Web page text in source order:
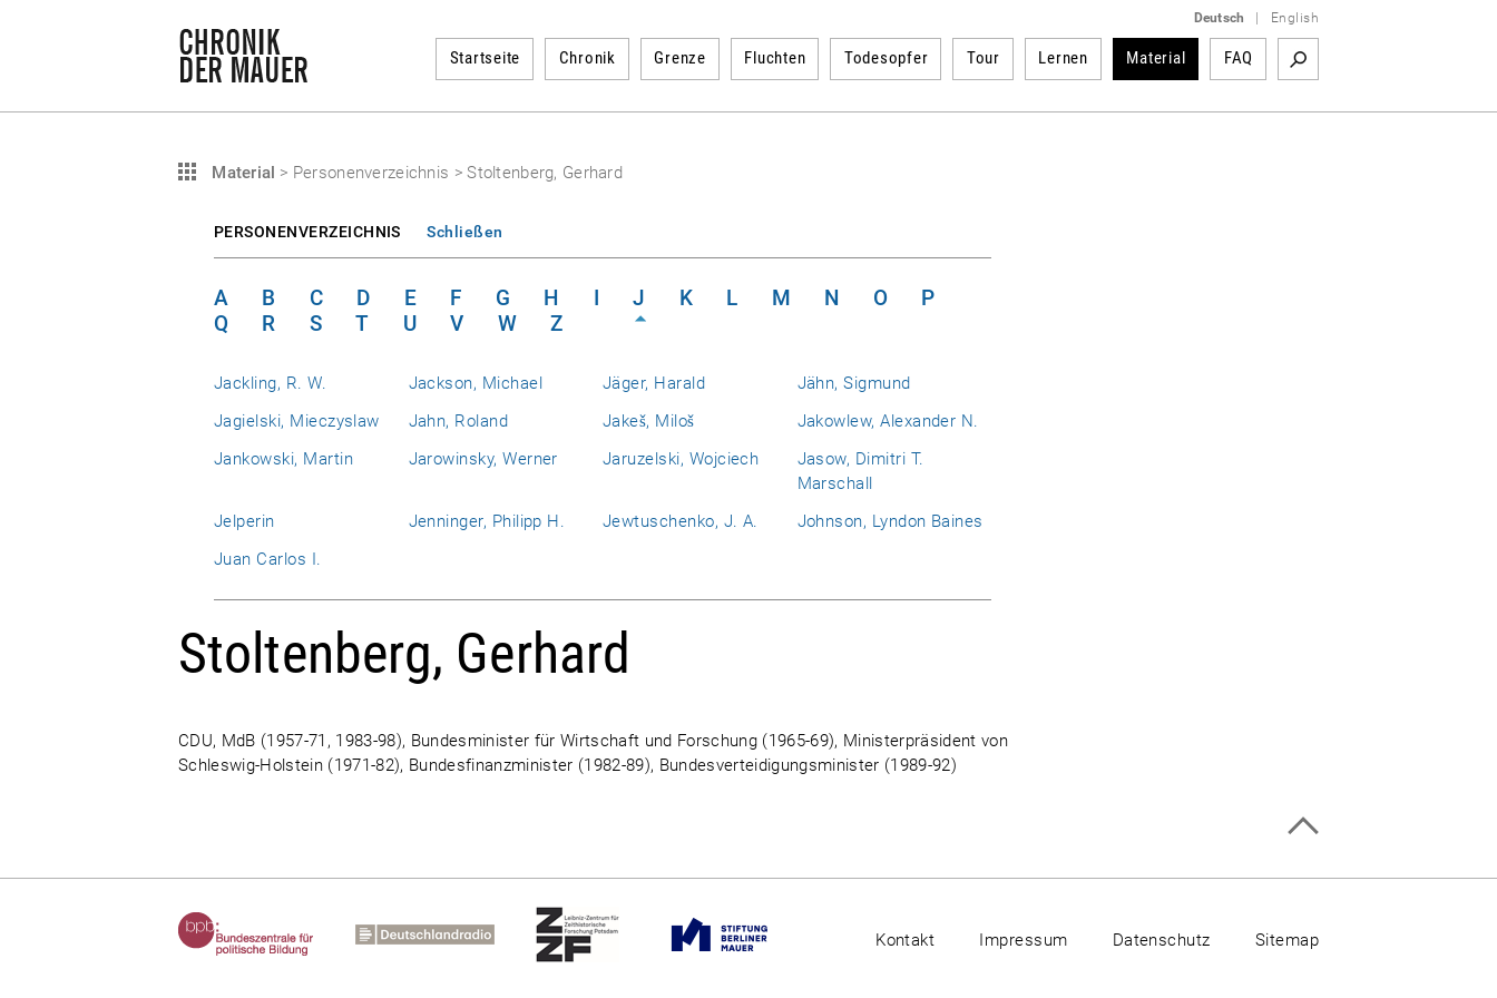
Deutsch English
Startseite Chronik Grenze Fluchten Todesopfer Tour Lernen Material FAQ
Material > Personenverzeichnis > Stoltenberg, Gerhard
PERSONENVERZEICHNIS Schließen
A B C D E F G H I J K L M N O
P
Q
R S T U V W Z
Jackling, R. W. Jackson, Michael Jäger, Harald
Jähn, Sigmund
Jagielski, Mieczyslaw
Jahn, Roland Jakeš, Miloš
Jakowlew, Alexander N.
Jankowski, Martin
Jarowinsky, Werner Jaruzelski, Wojciech
Jasow, Dimitri T.
Marschall
Jelperin
Jenninger, Philipp H. Jewtuschenko, J. A.
Johnson, Lyndon Baines
Juan Carlos I.
Stoltenberg, Gerhard
CDU, MdB (1957-71, 1983-98), Bundesminister für Wirtschaft und Forschung (1965-69), Ministerpräsident von
Schleswig-Holstein (1971-82), Bundesfinanzminister (1982-89), Bundesverteidigungsminister (1989-92)
Kontakt Impressum Datenschutz Sitemap